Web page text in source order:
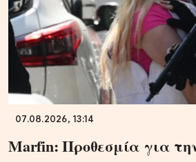
07.08.2026, 13:14
Marfin: Προθεσμία για